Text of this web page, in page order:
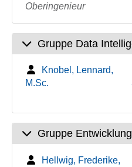
Oberingenieur
Gruppe Data
Knobel, Lennard,
M.Sc.
Gruppe
Hellwig, Frederike,